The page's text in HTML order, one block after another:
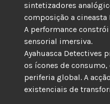
sintetizadores
composição a
A performance
sensorial imersiva.
Ayahuasca Detectives
os ícones de
periferia global. A
existenciais de